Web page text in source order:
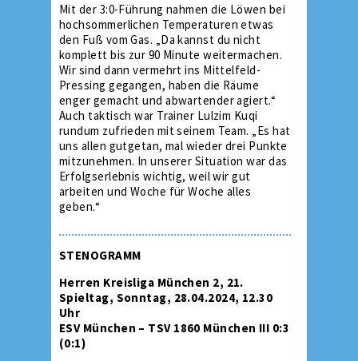
Mit der 3:0-Führung nahmen die Löwen bei
hochsommerlichen Temperaturen etwas
den Fuß vom Gas. „Da kannst du nicht
komplett bis zur 90 Minute weitermachen.
Wir sind dann vermehrt ins Mittelfeld-
Pressing gegangen, haben die Räume
enger gemacht und abwartender agiert.“
Auch taktisch war Trainer Lulzim Kuqi
rundum zufrieden mit seinem Team. „Es hat
uns allen gutgetan, mal wieder drei Punkte
mitzunehmen. In unserer Situation war das
Erfolgserlebnis wichtig, weil wir gut
arbeiten und Woche für Woche alles
geben.“
STENOGRAMM
Herren Kreisliga München 2, 21.
Spieltag, Sonntag, 28.04.2024, 12.30
Uhr
ESV München – TSV 1860 München III 0:3
(0:1)